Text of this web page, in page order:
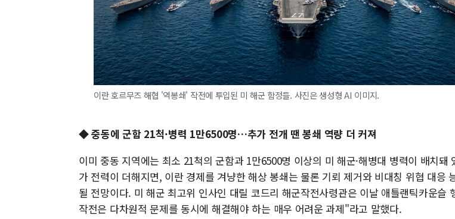
이란 호르무즈 해협 '역봉쇄' 작전에 투입된 미 해군 함정들. 사진은 생성형 AI 이미지.
◆ 중동에 군함 21척·병력 1만6500명…추가 전개 땐 봉쇄 역량 더 커져
이미 중동 지역에는 최소 21척의 군함과 1만6500명 이상의 미 해군·해병대 병력이 배치돼
가 전력이 더해지면, 이란 경제를 겨냥한 해상 봉쇄는 물론 기뢰 제거와 비대칭 위협 대응
될 전망이다. 미 해군 최고위 인사인 대릴 코드리 해군작전사령관은 이날 애틀랜틱카운슬
작전은 다차원적 문제를 동시에 해결해야 하는 매우 어려운 과제"라고 말했다.